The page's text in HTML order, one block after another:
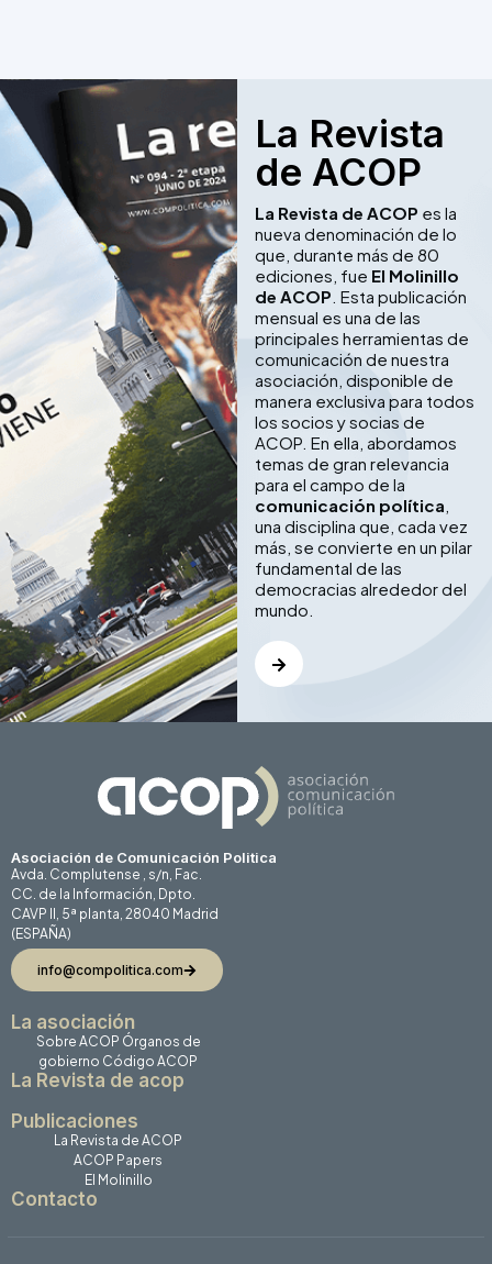
La Revista
de ACOP
La Revista de ACOP es la
nueva denominación de lo
que, durante más de 80
ediciones, fue El Molinillo
de ACOP . Esta publicación
mensual es una de las
principales herramientas de
comunicación de nuestra
asociación, disponible de
manera exclusiva para todos
los socios y socias de
ACOP. En ella, abordamos
temas de gran relevancia
para el campo de la
comunicación política
una disciplina que, cada vez
más, se convierte en un pilar
fundamental de las
democracias alrededor del
mundo.
Asociación de Comunicación Politica
Avda. Complutense , s/n, Fac.
CC. de la Información, Dpto.
CAVP II, 5ª planta, 28040 Madrid
(ESPAÑA)
info@compolitica.com
La asociación
Sobre ACOP Órganos de
gobierno Código ACOP
La Revista de acop
Publicaciones
La Revista de ACOP
ACOP Papers
El Molinillo
Contacto